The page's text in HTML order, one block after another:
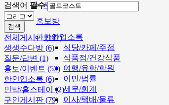
사고/팔고/거래
홍보방
한인업소록
식당/카페/주점
식품점/건강식품
여행/유학/학원
이민/법률
세무/회계
이사/택배/물류
검색어 필수
검색
전체게시판 (147)
생생수다방 (6)
질문/답변 (1)
홍보/이벤트 (53)
한인업소록 (6)
민박/홈스테이 (2)
구인게시판 (79)